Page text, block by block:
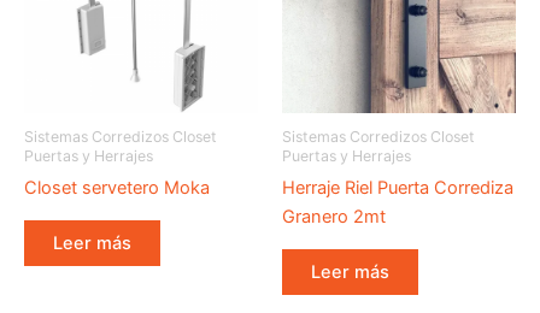
Sistemas Corredizos Closet
Puertas y Herrajes
Closet servetero Moka
Leer más
Sistemas Corredizos Closet
Puertas y Herrajes
Herraje Riel Puerta Corrediza
Granero 2mt
Leer más